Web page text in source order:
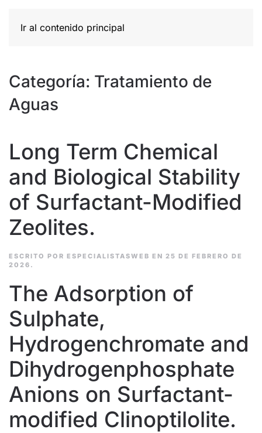
Ir al contenido principal
Categoría: Tratamiento de
Aguas
Long Term Chemical
and Biological Stability
of Surfactant-Modified
Zeolites.
ESCRITO POR ESPECIALISTASWEB EN 25 DE FEBRERO DE
2026 .
The Adsorption of
Sulphate,
Hydrogenchromate and
Dihydrogenphosphate
Anions on Surfactant-
modified Clinoptilolite.